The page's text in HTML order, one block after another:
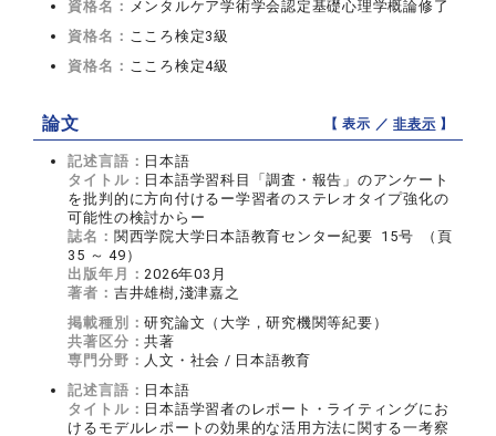
資格名： メンタルケア学術学会認定基礎心理学概論修了
資格名： こころ検定3級
資格名： こころ検定4級
論文 【 表示 ／非表示 】
記述言語： 日本語
タイトル： 日本語学習科目「調査・報告」のアンケート
を批判的に方向付けるー学習者のステレオタイプ強化の
可能性の検討からー
誌名： 関西学院大学日本語教育センター紀要 15号 （頁
35 ～ 49）
出版年月：2026年03月
著者： 吉井雄樹,淺津嘉之
掲載種別：研究論文（大学，研究機関等紀要）
共著区分：共著
専門分野： 人文・社会 / 日本語教育
記述言語： 日本語
タイトル： 日本語学習者のレポート・ライティングにお
けるモデルレポートの効果的な活用方法に関する一考察